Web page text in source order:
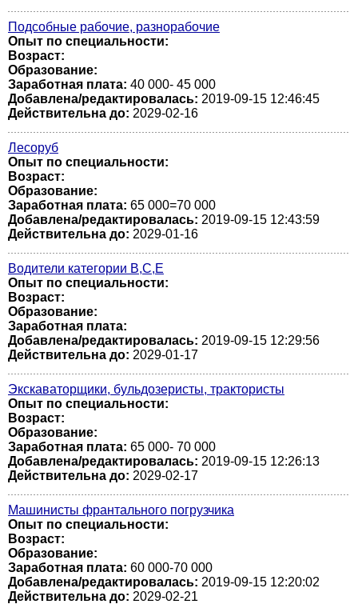
Подсобные рабочие, разнорабочие
Опыт по специальности:
Возраст:
Образование:
Заработная плата: 40 000- 45 000
Добавлена/редактировалась: 2019-09-15 12:46:45
Действительна до: 2029-02-16
Лесоруб
Опыт по специальности:
Возраст:
Образование:
Заработная плата: 65 000=70 000
Добавлена/редактировалась: 2019-09-15 12:43:59
Действительна до: 2029-01-16
Водители категории В,С,Е
Опыт по специальности:
Возраст:
Образование:
Заработная плата:
Добавлена/редактировалась: 2019-09-15 12:29:56
Действительна до: 2029-01-17
Экскаваторщики, бульдозеристы, трактористы
Опыт по специальности:
Возраст:
Образование:
Заработная плата: 65 000- 70 000
Добавлена/редактировалась: 2019-09-15 12:26:13
Действительна до: 2029-02-17
Машинисты франтального погрузчика
Опыт по специальности:
Возраст:
Образование:
Заработная плата: 60 000-70 000
Добавлена/редактировалась: 2019-09-15 12:20:02
Действительна до: 2029-02-21